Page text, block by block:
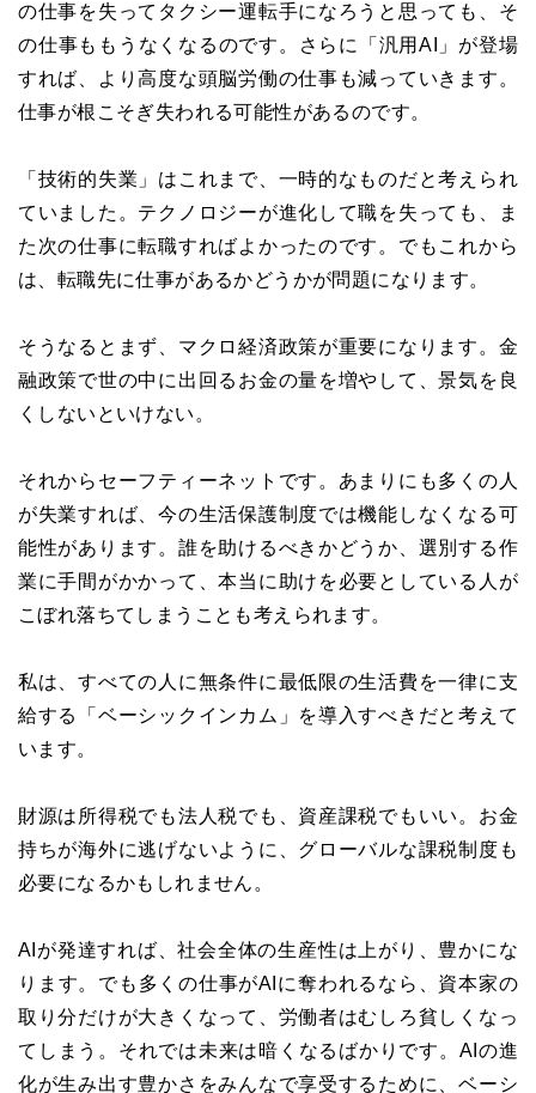
の仕事を失ってタクシー運転手になろうと思っても、そ
の仕事ももうなくなるのです。さらに「汎用AI」が登場
すれば、より高度な頭脳労働の仕事も減っていきます。
仕事が根こそぎ失われる可能性があるのです。
「技術的失業」はこれまで、一時的なものだと考えられ
ていました。テクノロジーが進化して職を失っても、ま
た次の仕事に転職すればよかったのです。でもこれから
は、転職先に仕事があるかどうかが問題になります。
そうなるとまず、マクロ経済政策が重要になります。金
融政策で世の中に出回るお金の量を増やして、景気を良
くしないといけない。
それからセーフティーネットです。あまりにも多くの人
が失業すれば、今の生活保護制度では機能しなくなる可
能性があります。誰を助けるべきかどうか、選別する作
業に手間がかかって、本当に助けを必要としている人が
こぼれ落ちてしまうことも考えられます。
私は、すべての人に無条件に最低限の生活費を一律に支
給する「ベーシックインカム」を導入すべきだと考えて
います。
財源は所得税でも法人税でも、資産課税でもいい。お金
持ちが海外に逃げないように、グローバルな課税制度も
必要になるかもしれません。
AIが発達すれば、社会全体の生産性は上がり、豊かにな
ります。でも多くの仕事がAIに奪われるなら、資本家の
取り分だけが大きくなって、労働者はむしろ貧しくなっ
てしまう。それでは未来は暗くなるばかりです。AIの進
化が生み出す豊かさをみんなで享受するために、ベーシ